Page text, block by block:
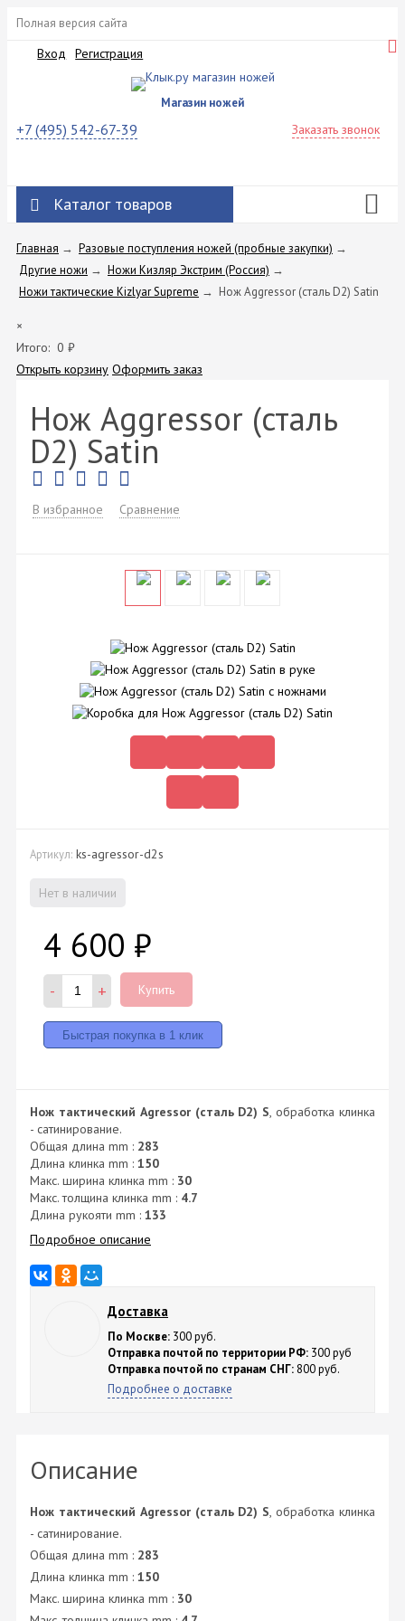
Полная версия сайта
Вход Регистрация
Магазин ножей
+7 (495) 542-67-39 Заказать звонок
Каталог товаров
Главная → Разовые поступления ножей (пробные закупки) →
Другие ножи → Ножи Кизляр Экстрим (Россия) →
Ножи тактические Kizlyar Supreme → Нож Aggressor (сталь D2) Satin
×
Итого: 0 ₽
Открыть корзину Оформить заказ
Нож Aggressor (сталь
D2) Satin
В избранное Сравнение
Артикул: ks-agressor-d2s
Нет в наличии
4 600 ₽
- + Купить
Нож тактический Agressor (сталь D2) S, обработка клинка
- сатинирование.
Общая длина mm : 283
Длина клинка mm : 150
Макс. ширина клинка mm : 30
Макс. толщина клинка mm : 4.7
Длина рукояти mm : 133
Подробное описание
Доставка
По Москве: 300 руб.
Отправка почтой по территории РФ: 300 руб
Отправка почтой по странам СНГ: 800 руб.
Подробнее о доставке
Описание
Нож тактический Agressor (сталь D2) S, обработка клинка
- сатинирование.
Общая длина mm : 283
Длина клинка mm : 150
Макс. ширина клинка mm : 30